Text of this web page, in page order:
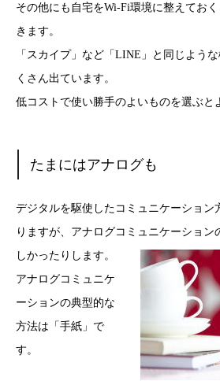
その他にも自宅をWi-Fi環境に整えてお
きます。
「スカイプ」など「LINE」と同じよう
くさん出ています。
低コストで使い勝手のよいものを選ぶと
たまにはアナログも
デジタルを駆使したコミュニケーション
りますが、アナログコミュニケーショ ン
しかったりします。
アナログコミュニケ
ーションの典型的な
方法は「手紙」で
す。